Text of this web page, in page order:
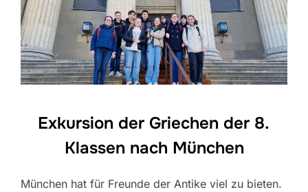
Exkursion der Griechen der 8.
Klassen nach München
München hat für Freunde der Antike viel zu bieten.